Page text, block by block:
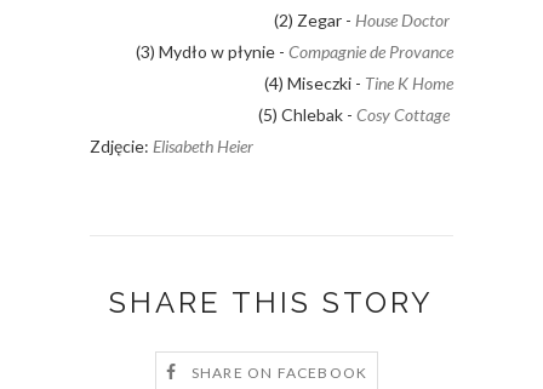
(2) Zegar - House Doctor
(3) Mydło w płynie - Compagnie de Provance
(4) Miseczki - Tine K Home
(5) Chlebak - Cosy Cottage
Zdjęcie: Elisabeth Heier
SHARE THIS STORY
SHARE ON FACEBOOK